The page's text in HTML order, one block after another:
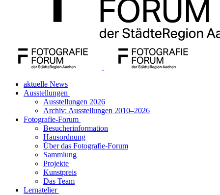
aktuelle News
Ausstellungen
Ausstellungen 2026
Archiv: Ausstellungen 2010–2026
Fotografie-Forum
Besucherinformation
Hausordnung
Über das Fotografie-Forum
Sammlung
Projekte
Kunstpreis
Das Team
Lernatelier